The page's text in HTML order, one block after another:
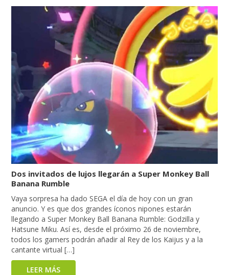
Dos invitados de lujos llegarán a Super Monkey Ball
Banana Rumble
Vaya sorpresa ha dado SEGA el día de hoy con un gran
anuncio. Y es que dos grandes íconos nipones estarán
llegando a Super Monkey Ball Banana Rumble: Godzilla y
Hatsune Miku. Así es, desde el próximo 26 de noviembre,
todos los gamers podrán añadir al Rey de los Kaijus y a la
cantante virtual […]
LEER MÁS